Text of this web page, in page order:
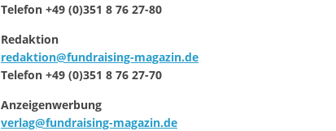
Telefon +49 (0)351 8 76 27-80
Redaktion
redaktion@fundraising-magazin.de
Telefon +49 (0)351 8 76 27-70
Anzeigenwerbung
verlag@fundraising-magazin.de